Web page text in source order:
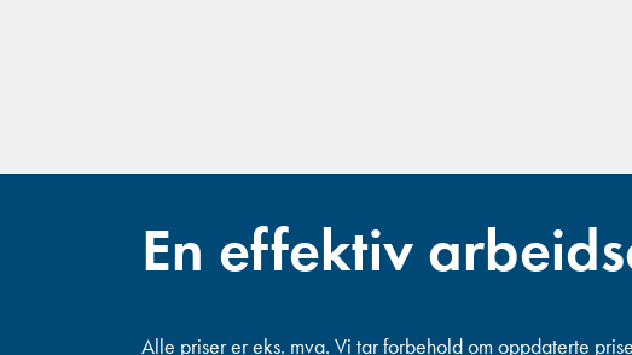
En effektiv
Alle priser er eks. mva. Vi tar forbehold om oppdaterte